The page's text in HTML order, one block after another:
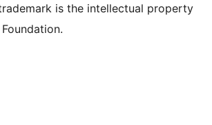
is the intellectual property